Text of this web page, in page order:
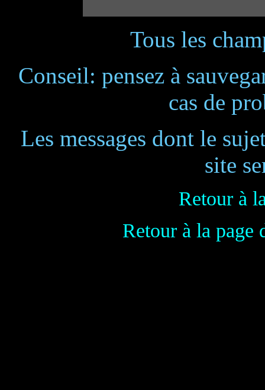
Tous les
Conseil: pensez à
cas de
Les messages dont le
site
Retour à
Retour à la page